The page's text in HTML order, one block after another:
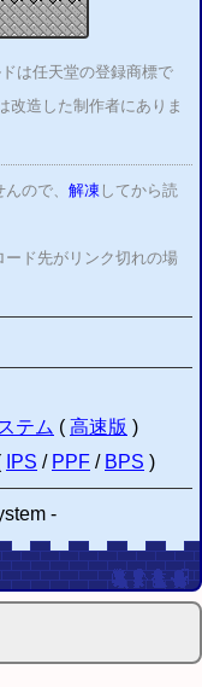
は任天堂の登録商標で
改造した制作者にありま
ので、 解凍 してから読
ド先がリンク切れの場
テム ( 高速版 )
IPS / PPF / BPS )
-